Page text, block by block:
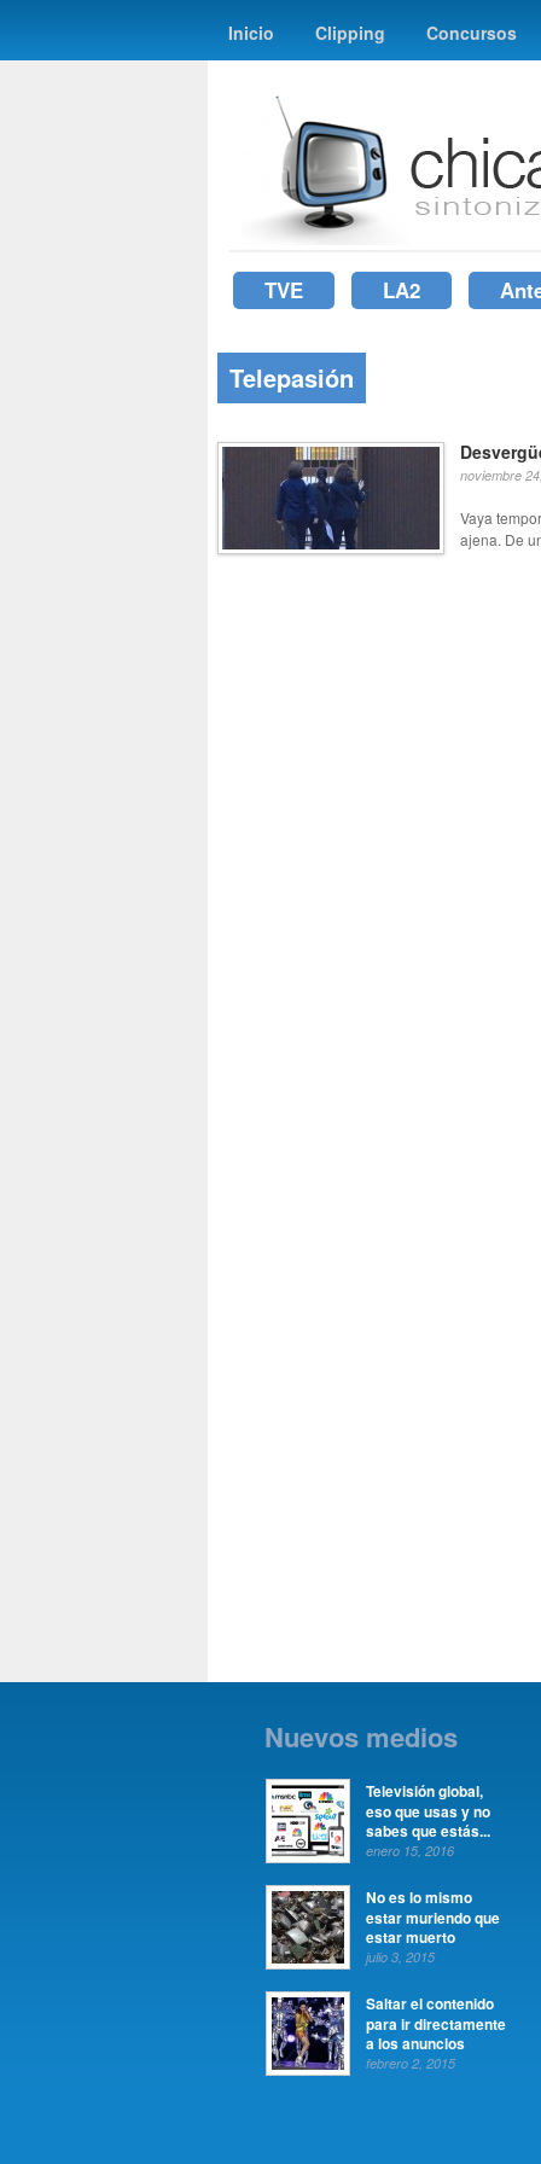
Inicio Clipping Concursos
TVE LA2
Telepasión
noviembre
Vaya
ajena. De
Nuevos medios
Televisión global,
eso que usas y no
sabes que estás...
enero 15, 2016
No es lo mismo
estar muriendo que
estar muerto
julio 3, 2015
Saltar el contenido
para ir directamente
a los anuncios
febrero 2, 2015